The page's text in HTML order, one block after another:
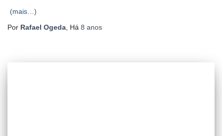
(mais…)
Por Rafael Ogeda , Há 8 anos